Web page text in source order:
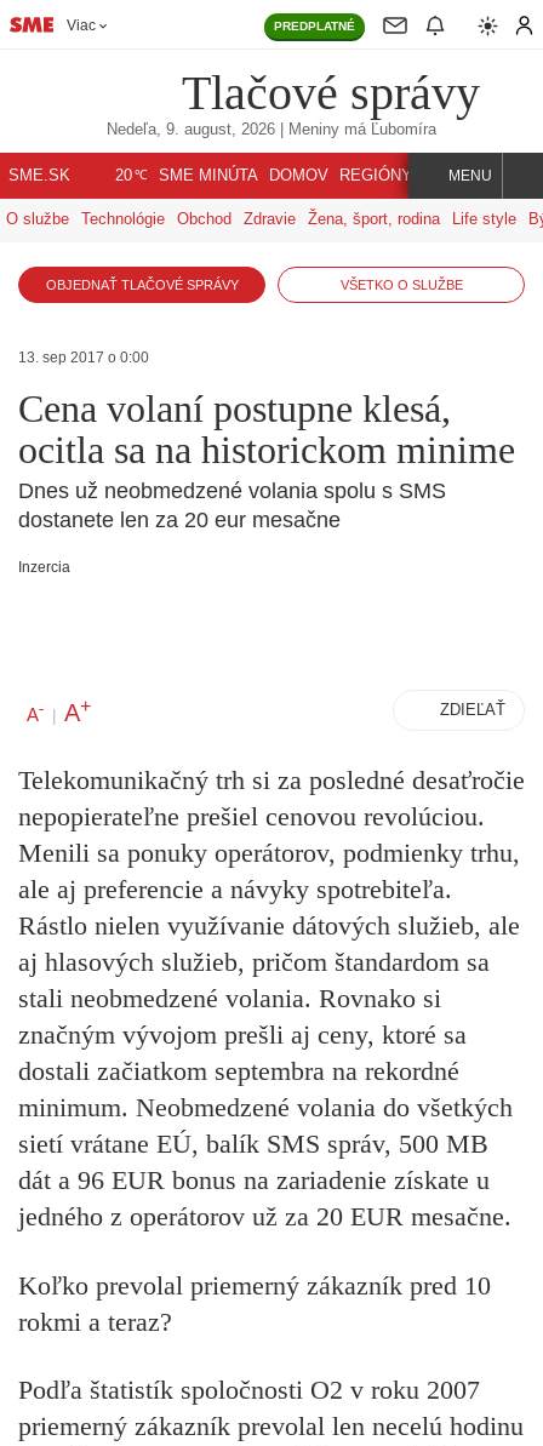
Viac PREDPLATNÉ
Tlačové správy
Nedeľa, 9. august, 2026 | Meniny má Ľubomíra
SME.SK 20℃ SME MINÚTA DOMOV REGIÓNY INDEX SVET
MENU
O službe Technológie Obchod Zdravie Žena, šport, rodina Life style
OBJEDNAŤ TLAČOVÉ SPRÁVY VŠETKO O SLUŽBE
13. sep 2017 o 0:00
Cena volaní postupne klesá,
ocitla sa na historickom minime
Dnes už neobmedzené volania spolu s SMS
dostanete len za 20 eur mesačne
Inzercia
A- | A+ ZDIEĽAŤ
Telekomunikačný trh si za posledné desaťročie
nepopierateľne prešiel cenovou revolúciou.
Menili sa ponuky operátorov, podmienky trhu,
ale aj preferencie a návyky spotrebiteľa.
Rástlo nielen využívanie dátových služieb, ale
aj hlasových služieb, pričom štandardom sa
stali neobmedzené volania. Rovnako si
značným vývojom prešli aj ceny, ktoré sa
dostali začiatkom septembra na rekordné
minimum. Neobmedzené volania do všetkých
sietí vrátane EÚ, balík SMS správ, 500 MB
dát a 96 EUR bonus na zariadenie získate u
jedného z operátorov už za 20 EUR mesačne.
Koľko prevolal priemerný zákazník pred 10
rokmi a teraz?
Podľa štatistík spoločnosti O2 v roku 2007
priemerný zákazník prevolal len necelú hodinu